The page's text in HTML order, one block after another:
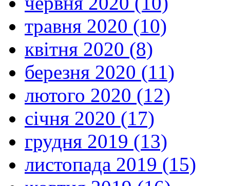
травня 2020 (10)
квітня 2020 (8)
березня 2020 (11)
лютого 2020 (12)
січня 2020 (17)
грудня 2019 (13)
листопада 2019 (15)